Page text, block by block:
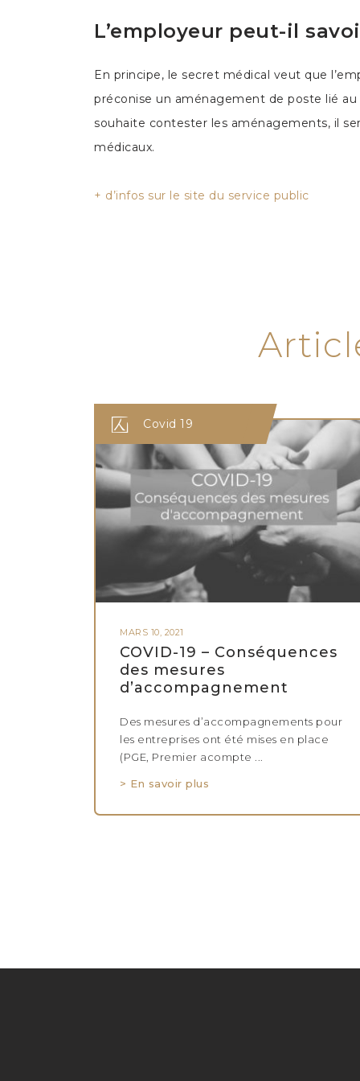
L’employeur peut-il
En principe, le secret médical veut que
préconise un aménagement de poste lié au
souhaite contester les aménagements, il
médicaux.
+ d’infos sur le site du service public
Covid 19
MARS 10, 2021
COVID-19 – Conséquences
des mesures
d’accompagnement
Des mesures d’accompagnements pour
les entreprises ont été mises en place
(PGE, Premier acompte ...
> En savoir plus